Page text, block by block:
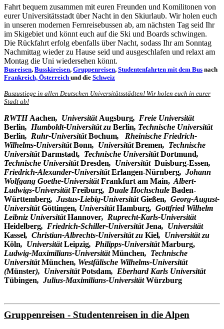
Fahrt bequem zusammen mit euren Freunden und Komilitonen von
eurer Universitätsstadt über Nacht in den Skiurlaub. Wir holen euch
in unseren modernen Fernreisebussen ab, am nächsten Tag seid Ihr
im Skigebiet und könnt euch auf die Ski und Boards schwingen.
Die Rückfahrt erfolg ebenfalls über Nacht, sodass Ihr am Sonntag
Nachmittag wieder zu Hause seid und ausgeschlafen und relaxt am
Montag die Uni wiedersehen könnt.
Busreisen, Busskireisen, Gruppenreisen, Studentenfahrten mit dem Bus nach
Frankreich, Österreich und die Schweiz
Buszustiege in allen Deutschen Universitätsstädten! Wir holen euch in eurer
Stadt ab!
RWTHAachen, UniversitätAugsburg, Freie Universität
Berlin, Humboldt-Universität zu Berlin, Technische Universität
Berlin, Ruhr-UniversitätBochum, Rheinische Friedrich-
Wilhelms-UniversitätBonn, UniversitätBremen, Technische
UniversitätDarmstadt, Technische UniversitätDortmund,
Technische UniversitätDresden, Universität Duisburg-Essen,
Friedrich-Alexander-UniversitätErlangen-Nürnberg, Johann
Wolfgang Goethe-UniversitätFrankfurt am Main, Albert-
Ludwigs-UniversitätFreiburg, Duale Hochschule Baden-
Württemberg, Justus-Liebig-UniversitätGießen, Georg-August-
UniversitätGöttingen, UniversitätHamburg, Gottfried Wilhelm
Leibniz UniversitätHannover, Ruprecht-Karls-Universität
Heidelberg, Friedrich-Schiller-UniversitätJena, Universität
Kassel, Christian-Albrechts-Universität zu Kiel, Universität zu
Köln, UniversitätLeipzig, Philipps-UniversitätMarburg,
Ludwig-Maximilians-UniversitätMünchen, Technische
UniversitätMünchen, Westfälische Wilhelms-Universität
(Münster), UniversitätPotsdam, Eberhard Karls Universität
Tübingen, Julius-Maximilians-UniversitätWürzburg
Gruppenreisen - Studentenreisen in die Alpen